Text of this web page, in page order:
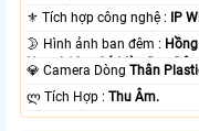
⚜️ Tích hợp công nghệ : IP
🌛 Hình ảnh ban đêm : Hồng
Ngoại 10m Có Màu Ban
💎 Camera DòngThân
️ლ Tích Hợp :Thu Âm.